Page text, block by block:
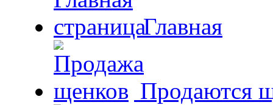
Главная
Продаются